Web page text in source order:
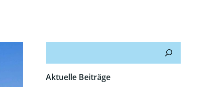
Aktuelle Beiträge